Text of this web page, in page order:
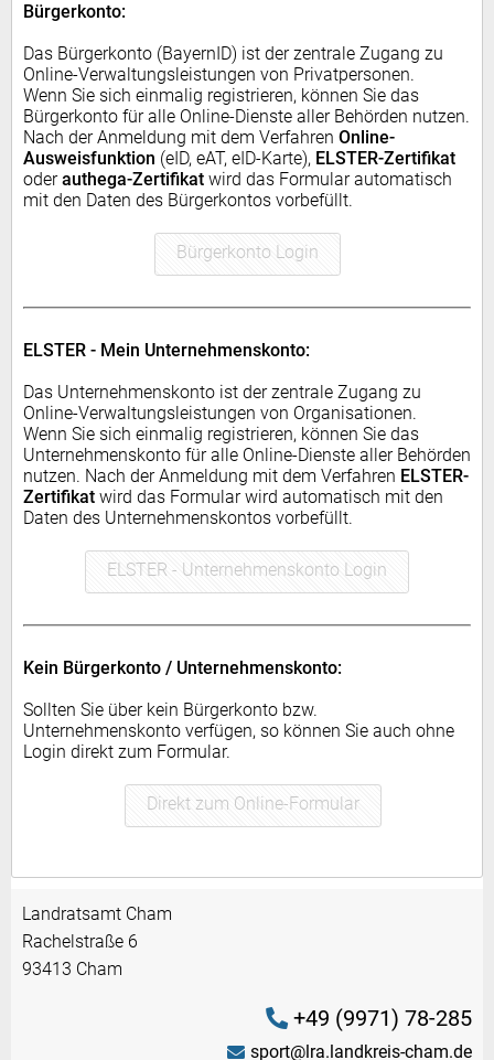
Bürgerkonto:
Das Bürgerkonto (BayernID) ist der zentrale Zugang zu
Online-Verwaltungsleistungen von Privatpersonen.
Wenn Sie sich einmalig registrieren, können Sie das
Bürgerkonto für alle Online-Dienste aller Behörden nutzen.
Nach der Anmeldung mit dem Verfahren Online-
Ausweisfunktion (eID, eAT, eID-Karte), ELSTER-Zertifikat
oderauthega-Zertifikat wird das Formular automatisch
mit den Daten des Bürgerkontos vorbefüllt.
Bürgerkonto Login
ELSTER - Mein Unternehmenskonto:
Das Unternehmenskonto ist der zentrale Zugang zu
Online-Verwaltungsleistungen von Organisationen.
Wenn Sie sich einmalig registrieren, können Sie das
Unternehmenskonto für alle Online-Dienste aller Behörden
nutzen. Nach der Anmeldung mit dem Verfahren ELSTER-
Zertifikat wird das Formular wird automatisch mit den
Daten des Unternehmenskontos vorbefüllt.
ELSTER - Unternehmenskonto Login
Kein Bürgerkonto / Unternehmenskonto:
Sollten Sie über kein Bürgerkonto bzw.
Unternehmenskonto verfügen, so können Sie auch ohne
Login direkt zum Formular.
Direkt zum Online-Formular
Landratsamt Cham
Rachelstraße 6
93413 Cham
+49 (9971) 78-285
sport@lra.landkreis-cham.de